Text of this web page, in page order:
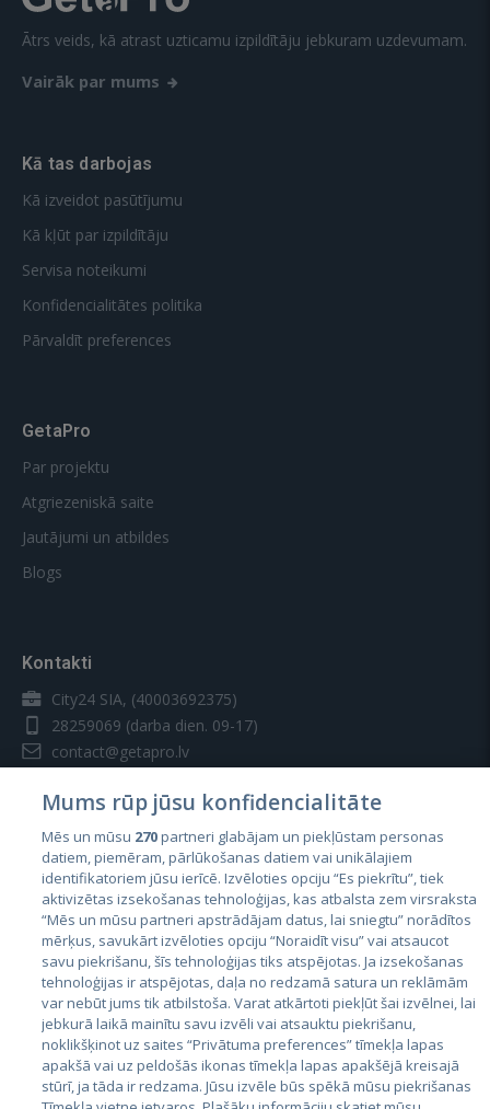
Ātrs veids, kā atrast uzticamu izpildītāju jebkuram uzdevumam.
Vairāk par mums
Kā tas darbojas
Kā izveidot pasūtījumu
Kā kļūt par izpildītāju
Servisa noteikumi
Konfidencialitātes politika
Pārvaldīt preferences
GetaPro
Par projektu
Atgriezeniskā saite
Jautājumi un atbildes
Blogs
Kontakti
City24 SIA, (40003692375)
28259069 (darba dien. 09-17)
contact@getapro.lv
Valstis
Igaunija
Latvija
Lietuva
Mums rūp jūsu konfidencialitāte
Mēs un mūsu 270partneri glabājam un piekļūstam personas
datiem, piemēram, pārlūkošanas datiem vai unikālajiem
identifikatoriem jūsu ierīcē. Izvēloties opciju “Es piekrītu”, tiek
aktivizētas izsekošanas tehnoloģijas, kas atbalsta zem virsraksta
“Mēs un mūsu partneri apstrādājam datus, lai sniegtu” norādītos
mērķus, savukārt izvēloties opciju “Noraidīt visu” vai atsaucot
savu piekrišanu, šīs tehnoloģijas tiks atspējotas. Ja izsekošanas
tehnoloģijas ir atspējotas, daļa no redzamā satura un reklāmām
var nebūt jums tik atbilstoša. Varat atkārtoti piekļūt šai izvēlnei, lai
jebkurā laikā mainītu savu izvēli vai atsauktu piekrišanu,
noklikšķinot uz saites “Privātuma preferences” tīmekļa lapas
apakšā vai uz peldošās ikonas tīmekļa lapas apakšējā kreisajā
stūrī, ja tāda ir redzama. Jūsu izvēle būs spēkā mūsu piekrišanas